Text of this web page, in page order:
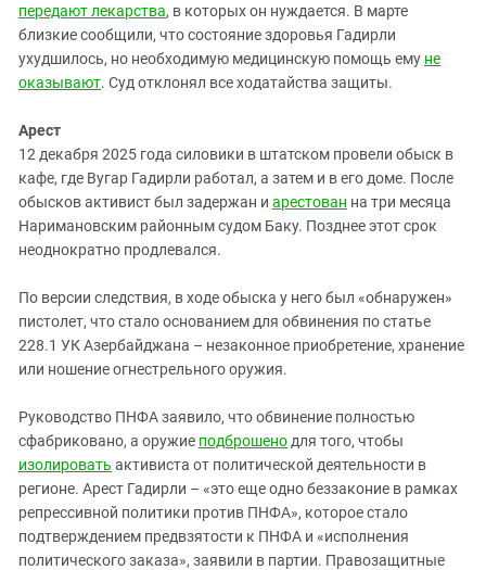
передают лекарства, в которых он нуждается. В марте
близкие сообщили, что состояние здоровья Гадирли
ухудшилось, но необходимую медицинскую помощь ему не
оказывают. Суд отклонял все ходатайства защиты.
Арест
12 декабря 2025 года силовики в штатском провели обыск в
кафе, где Вугар Гадирли работал, а затем и в его доме. После
обысков активист был задержан и арестован на три месяца
Наримановским районным судом Баку. Позднее этот срок
неоднократно продлевался.
По версии следствия, в ходе обыска у него был «обнаружен»
пистолет, что стало основанием для обвинения по статье
228.1 УК Азербайджана – незаконное приобретение, хранение
или ношение огнестрельного оружия.
Руководство ПНФА заявило, что обвинение полностью
сфабриковано, а оружие подброшено для того, чтобы
изолировать активиста от политической деятельности в
регионе. Арест Гадирли – «это еще одно беззаконие в рамках
репрессивной политики против ПНФА», которое стало
подтверждением предвзятости к ПНФА и «исполнения
политического заказа», заявили в партии. Правозащитные